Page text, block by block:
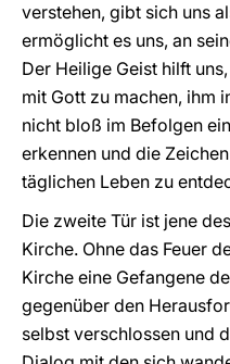
verstehen, gibt sich uns
ermöglicht es uns, an
Der Heilige Geist hilft
mit Gott zu machen, ihm
nicht bloß im Befolgen
erkennen und die
täglichen Leben zu
Die zweite Tür ist jene
Kirche. Ohne das Feuer
Kirche eine Gefangene
gegenüber den
selbst verschlossen und